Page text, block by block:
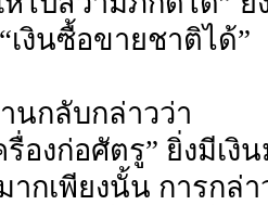
เงินซื้อขายชาติได้”
นกลับกล่าวว่า
รื่องก่อศัตรู” ยิ่งมีเงิ
ากเพียงนั้น การกล่า